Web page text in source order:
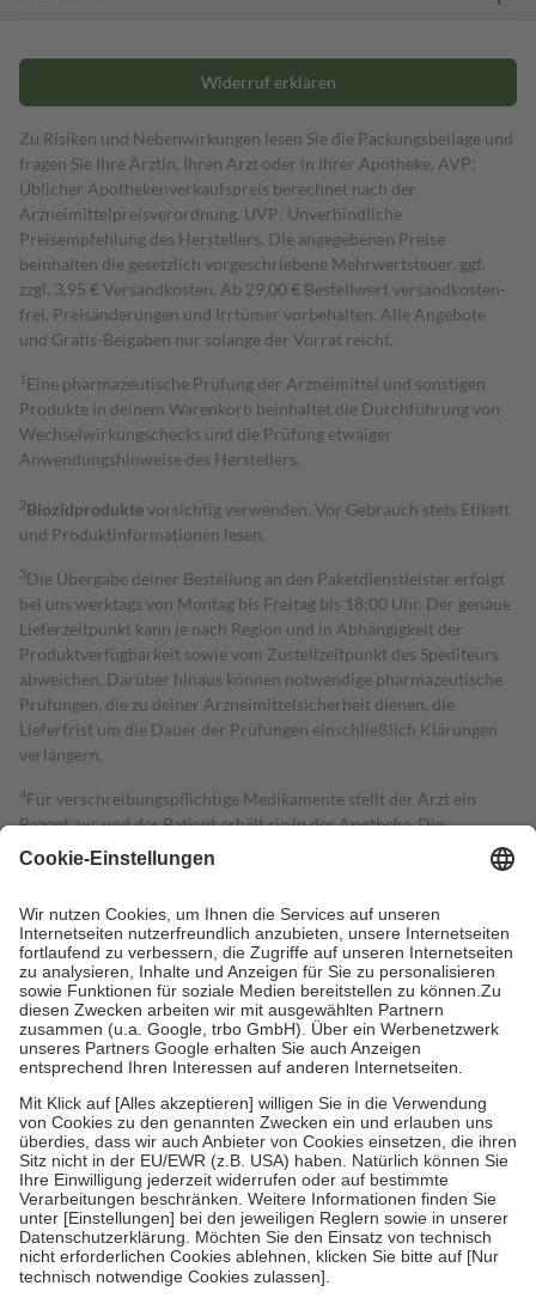
Widerruf erklären
Zu Risiken und Nebenwirkungen lesen Sie die Packungsbeilage und
fragen Sie Ihre Ärztin, Ihren Arzt oder in Ihrer Apotheke. AVP:
Üblicher Apothekenverkaufspreis berechnet nach der
Arzneimittelpreisverordnung. UVP: Unverbindliche
Preisempfehlung des Herstellers. Die angegebenen Preise
beinhalten die gesetzlich vorgeschriebene Mehrwertsteuer, ggf.
zzgl. 3,95 € Versandkosten. Ab 29,00 € Bestell­wert versand­kosten­
frei. Preisänderungen und Irrtümer vorbehalten. Alle Angebote
und Gratis-Beigaben nur solange der Vorrat reicht.
1 Eine pharmazeutische Prüfung der Arzneimittel und sonstigen
Produkte in deinem Warenkorb beinhaltet die Durchführung von
Wechselwirkungschecks und die Prüfung etwaiger
Anwendungshinweise des Herstellers.
2Biozidproduktevorsichtig verwenden. Vor Gebrauch stets Etikett
und Produktinformationen lesen.
3Die Übergabe deiner Bestellung an den Paketdienstleister erfolgt
bei uns werktags von Montag bis Freitag bis 18:00 Uhr. Der genaue
Lieferzeitpunkt kann je nach Region und in Abhängigkeit der
Produktverfügbarkeit sowie vom Zustellzeitpunkt des Spediteurs
abweichen. Darüber hinaus können notwendige pharmazeutische
Prüfungen, die zu deiner Arzneimittelsicherheit dienen, die
Lieferfrist um die Dauer der Prüfungen einschließlich Klärungen
verlängern.
4Für verschreibungspflichtige Medikamente stellt der Arzt ein
Rezept aus und der Patient erhält sie in der Apotheke. Die
gesetzliche Krankenversicherung übernimmt in der Regel die
Kosten dafür, der Versicherte trägt einen Teil davon als Zuzahlung
Grundsätzlich leisten Mitglieder Zuzahlungen in Höhe von zehn
Prozent des Abgabepreises,mindestens jedochfünf Euround
höchstens zehn Euro.Es sind jedoch nie mehr als die tatsächlichen
Kosten der Leistung zu entrichten.
Diese Regeln gelten grundsätzlich auch für Online-Apotheken.
Bei Heilmitteln und häuslicher Krankenpflege beträgt die
Zuzahlung zehn Prozent der Kosten sowie zehn Euro je
Verordnung.
Um das Engagement der Versicherten für ihre eigene Gesundheit zu
stärken und die besondere Stellung der Familie zu unterstützen,
fallenkeine Zuzahlungenan bei:
• Kindern und Jugendlichen bis zum vollendeten 18. Lebensjahr
mit Ausnahme der Fahrkosten
• Untersuchungen zur Vorsorge und Früherkennung, die von der
GKV getragen werden